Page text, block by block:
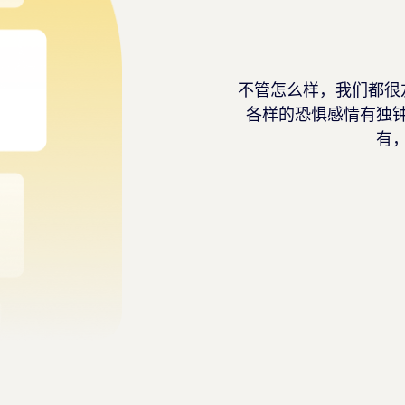
不管怎么样，我们都
各样的恐惧感情有独
有